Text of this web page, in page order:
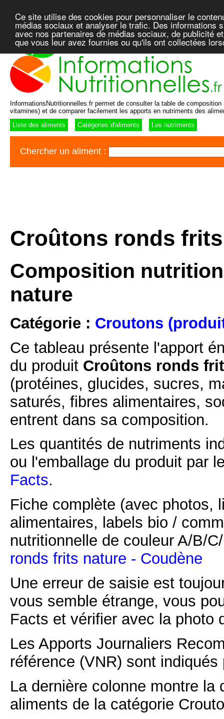
Ce site utilise des cookies pour personnaliser le
médias sociaux et analyser le trafic. Des informations
avec nos partenaires de médias sociaux, de publicité
que vous leur avez fournies ou qu'ils ont collectées
InformationsNutritionnelles.fr permet de consulter la table de
vitamines) et de comparer facilement les apports en nutriments des
Liste des aliments
Catégories d'aliments Les nutriments
Chercher un aliment :
Croûtons ronds
Composition
nature
Catégorie : Croutons
Ce tableau présente l'apport
du produit Croûtons ronds
(protéines, glucides, sucres,
saturés, fibres alimentaires,
entrent dans sa composition.
Les quantités de nutriments
ou l'emballage du produit par
Facts.
Fiche complète (avec photos,
alimentaires, labels bio /
nutritionnelle de couleur A/B/
ronds frits nature - Coudène
Une erreur de saisie est
vous semble étrange, vous
Facts et vérifier avec la photo
Les Apports Journaliers
référence (VNR) sont
La dernière colonne montre
aliments de la catégorie